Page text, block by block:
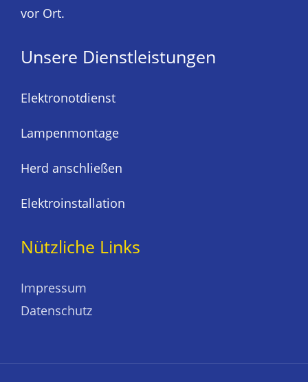
vor Ort.
Unsere Dienstleistungen
Elektronotdienst
Lampenmontage
Herd anschließen
Elektroinstallation
Nützliche Links
Impressum
Datenschutz